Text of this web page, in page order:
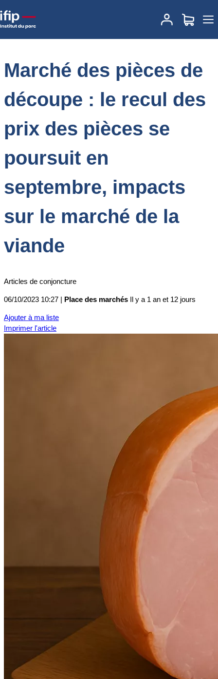
Accueil Actualités des marchés
Marché des
pièces de découpe : le recul des prix des pièces se poursuit en
Marché des pièces de
découpe : le recul des
prix des pièces se
poursuit en
septembre, impacts
sur le marché de la
viande
Articles de conjoncture
06/10/2023 10:27 | Place des marchés Il y a 1 an et 12 jours
Ajouter à ma liste
Imprimer l'article